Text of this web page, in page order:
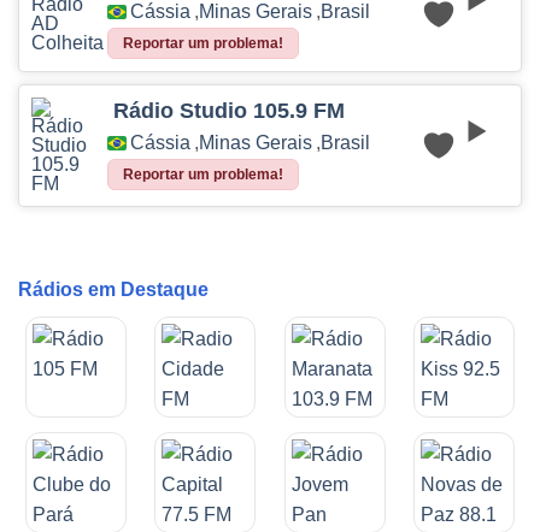
Cássia ,Minas Gerais ,Brasil
Reportar um problema!
Rádio Studio 105.9 FM
Cássia ,Minas Gerais ,Brasil
Reportar um problema!
Rádios em Destaque